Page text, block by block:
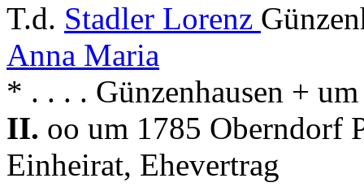
T.d. Stadler Lorenz
Anna Maria
* . . . . Günzenhausen +
II. oo um 1785 Oberndorf
Einheirat, Ehevertrag